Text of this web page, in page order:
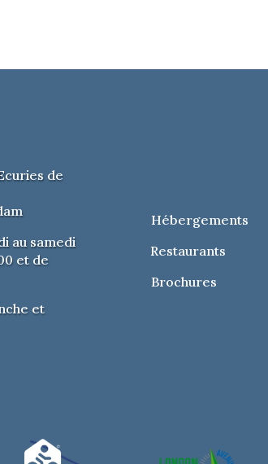
de
au samedi
et de
et
Hébergements
Restaurants
Brochures